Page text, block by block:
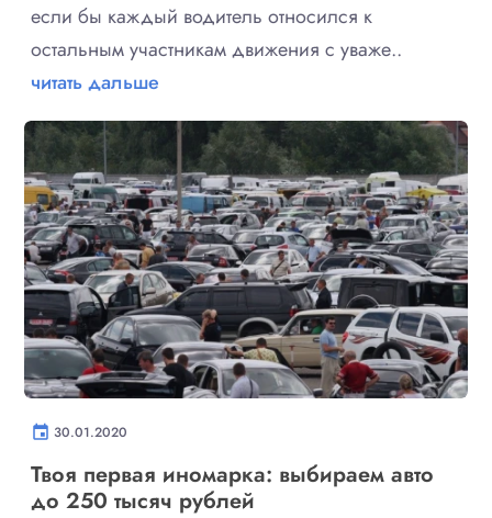
если бы каждый водитель относился к
остальным участникам движения с уваже..
читать дальше
event 30.01.2020
Твоя первая иномарка: выбираем авто
до 250 тысяч рублей